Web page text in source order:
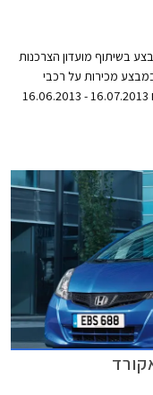
בשיתוף מועדון הצרכנות
מכירות על רכבי
ואופנועי הונדה השונים. המבצע יערך בין התאריכים 16.07.2013 - 16.06.2013
הנחות ברכישת אביזרים